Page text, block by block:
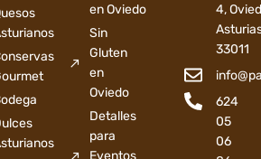
en Oviedo
Sin
Gluten
en
Oviedo
Detalles
para
Eventos
4,
33011
624
05
06